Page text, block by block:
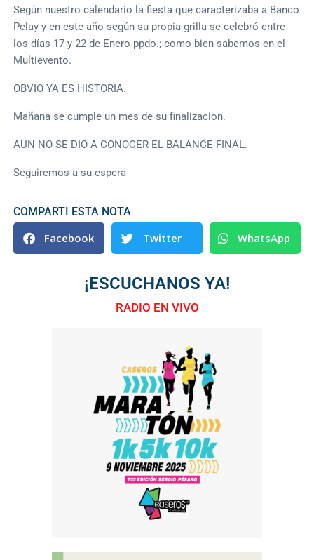
Según nuestro calendario la fiesta que caracterizaba a Banco
Pelay y en este año según su propia grilla se celebró entre
los días 17 y 22 de Enero ppdo.; como bien sabemos en el
Multievento.
OBVIO YA ES HISTORIA.
Mañana se cumple un mes de su finalizacion.
AUN NO SE DIO A CONOCER EL BALANCE FINAL.
Seguiremos a su espera
COMPARTI ESTA NOTA
Facebook Twitter WhatsApp
¡ESCUCHANOS YA!
RADIO EN VIVO